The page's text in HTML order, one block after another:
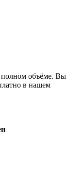
полном объёме. Вы
в нашем